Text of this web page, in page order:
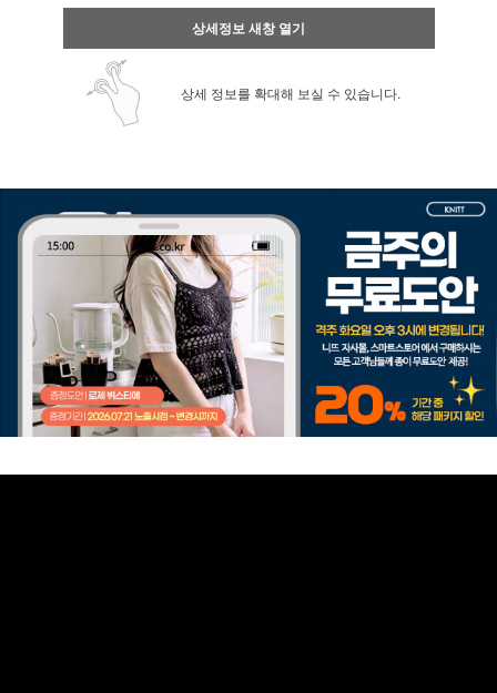
상세정보 새창 열기
상세 정보를 확대해 보실 수 있습니다.